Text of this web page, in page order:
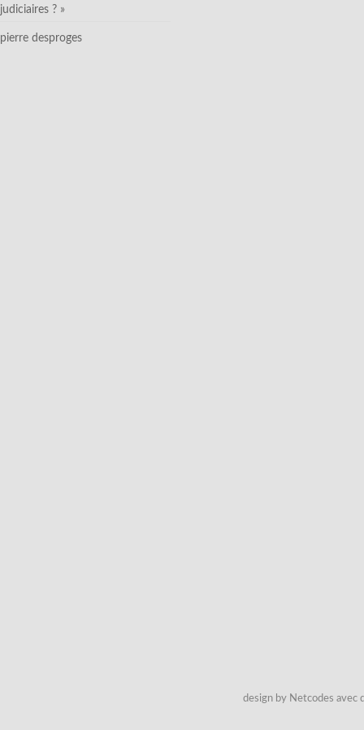
judiciaires ? »
pierre desproges
design by Netcodes avec